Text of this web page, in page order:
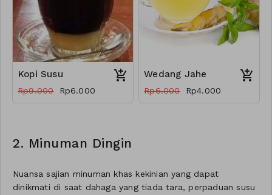
Kopi Susu
Rp9.000 Rp6.000
Wedang Jahe
Rp6.000 Rp4.000
2. Minuman Dingin
Nuansa sajian minuman khas kekinian yang dapat
dinikmati di saat dahaga yang tiada tara, perpaduan susu